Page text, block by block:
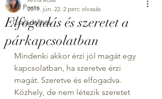
All Posts
Családállítás
Elfogadás és szeretet a
párkapcsolatban
2019. jún. 22. 2 perc olvasás
Mindenki akkor érzi jól magát egy
kapcsolatban, ha szeretve érzi
magát. Szeretve és elfogadva.
Közhely, de nem létezik szeretet